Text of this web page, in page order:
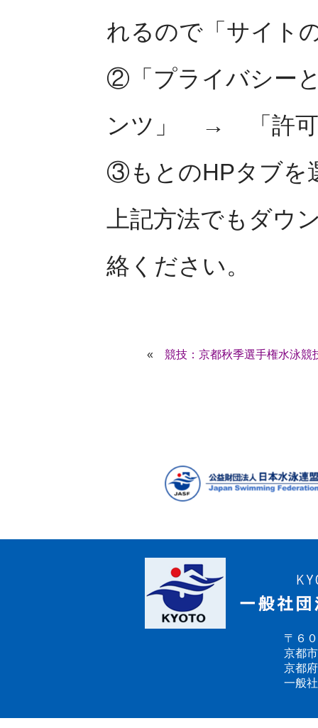
れるので「サイト
②「プライバシー
ンツ」 → 「許可
③もとのHPタブ
上記方法でもダウ
絡ください。
« 競技：京都秋季選手権水泳
〒６
京都
京都
一般